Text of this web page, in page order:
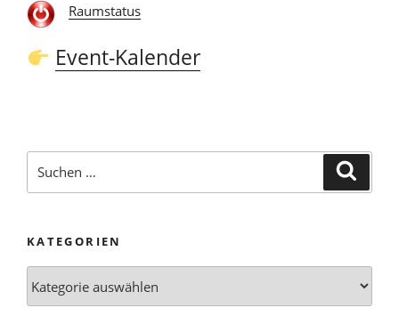
Raumstatus
Event-Kalender
nach:
KATEGORIEN